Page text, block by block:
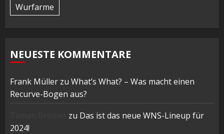
Wurfarme
NEUESTE KOMMENTARE
Frank Müller zu What’s What? – Was macht einen
Recurve-Bogen aus?
zu Das ist das neue WNS-Lineup für
2024!